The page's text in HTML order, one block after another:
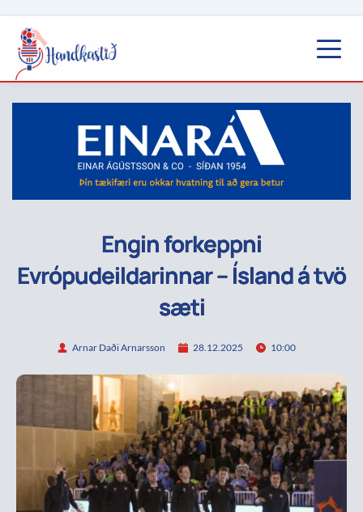
Engin forkeppni
Evrópudeildarinnar – Ísland á tvö
sæti
Arnar Daði Arnarsson 28.12.2025 10:00